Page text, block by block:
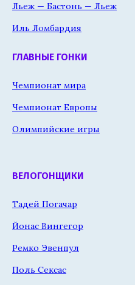
Льеж — Бастонь — Льеж
Иль Ломбардия
ГЛАВНЫЕ ГОНКИ
Чемпионат мира
Чемпионат Европы
Олимпийские игры
ВЕЛОГОНЩИКИ
Тадей Погачар
Йонас Вингегор
Ремко Эвенпул
Поль Сексас